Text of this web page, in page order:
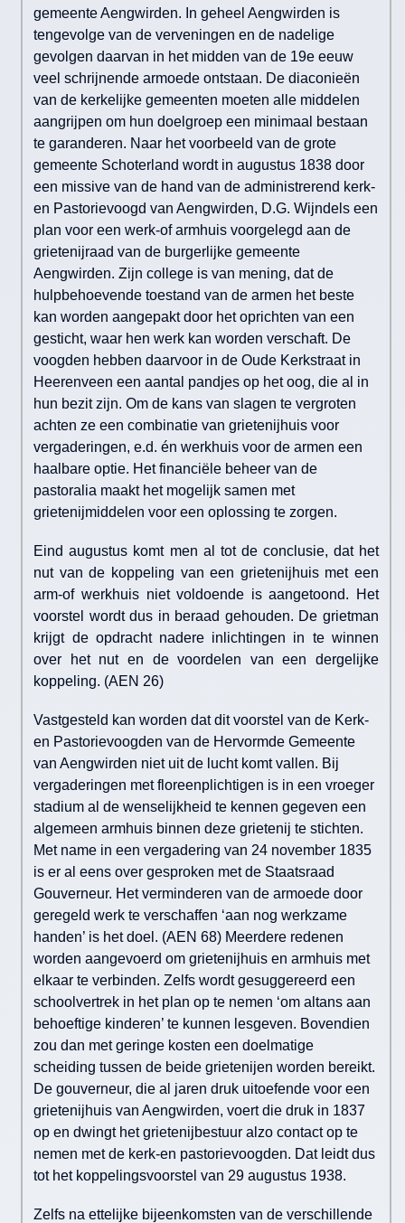
gemeente Aengwirden. In geheel Aengwirden is
tengevolge van de verveningen en de nadelige
gevolgen daarvan in het midden van de 19e eeuw
veel schrijnende armoede ontstaan. De diaconieën
van de kerkelijke gemeenten moeten alle middelen
aangrijpen om hun doelgroep een minimaal bestaan
te garanderen. Naar het voorbeeld van de grote
gemeente Schoterland wordt in augustus 1838 door
een missive van de hand van de administrerend kerk-
en Pastorievoogd van Aengwirden, D.G. Wijndels een
plan voor een werk-of armhuis voorgelegd aan de
grietenijraad van de burgerlijke gemeente
Aengwirden. Zijn college is van mening, dat de
hulpbehoevende toestand van de armen het beste
kan worden aangepakt door het oprichten van een
gesticht, waar hen werk kan worden verschaft. De
voogden hebben daarvoor in de Oude Kerkstraat in
Heerenveen een aantal pandjes op het oog, die al in
hun bezit zijn. Om de kans van slagen te vergroten
achten ze een combinatie van grietenijhuis voor
vergaderingen, e.d. én werkhuis voor de armen een
haalbare optie. Het financiële beheer van de
pastoralia maakt het mogelijk samen met
grietenijmiddelen voor een oplossing te zorgen.
Eind augustus komt men al tot de conclusie, dat het
nut van de koppeling van een grietenijhuis met een
arm-of werkhuis niet voldoende is aangetoond. Het
voorstel wordt dus in beraad gehouden. De grietman
krijgt de opdracht nadere inlichtingen in te winnen
over het nut en de voordelen van een dergelijke
koppeling. (AEN 26)
Vastgesteld kan worden dat dit voorstel van de Kerk-
en Pastorievoogden van de Hervormde Gemeente
van Aengwirden niet uit de lucht komt vallen. Bij
vergaderingen met floreenplichtigen is in een vroeger
stadium al de wenselijkheid te kennen gegeven een
algemeen armhuis binnen deze grietenij te stichten.
Met name in een vergadering van 24 november 1835
is er al eens over gesproken met de Staatsraad
Gouverneur. Het verminderen van de armoede door
geregeld werk te verschaffen ‘aan nog werkzame
handen’ is het doel. (AEN 68) Meerdere redenen
worden aangevoerd om grietenijhuis en armhuis met
elkaar te verbinden. Zelfs wordt gesuggereerd een
schoolvertrek in het plan op te nemen ‘om altans aan
behoeftige kinderen’ te kunnen lesgeven. Bovendien
zou dan met geringe kosten een doelmatige
scheiding tussen de beide grietenijen worden bereikt.
De gouverneur, die al jaren druk uitoefende voor een
grietenijhuis van Aengwirden, voert die druk in 1837
op en dwingt het grietenijbestuur alzo contact op te
nemen met de kerk-en pastorievoogden. Dat leidt dus
tot het koppelingsvoorstel van 29 augustus 1938.
Zelfs na ettelijke bijeenkomsten van de verschillende